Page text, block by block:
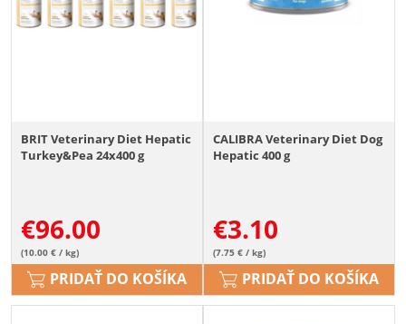
BRIT Veterinary Diet Hepatic
Turkey&Pea 24x400 g
€96.00
(10.00 € / kg)
PRIDAŤ DO KOŠÍKA
CALIBRA Veterinary Diet Dog
Hepatic 400 g
€3.10
(7.75 € / kg)
PRIDAŤ DO KOŠÍKA